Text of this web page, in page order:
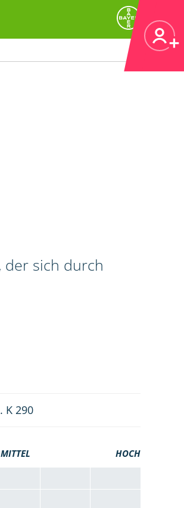
der sich durch
K 290
MITTEL HOCH